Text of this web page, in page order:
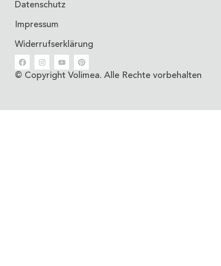
Datenschutz
Impressum
Widerrufserklärung
© Copyright Volimea. Alle Rechte vorbehalten